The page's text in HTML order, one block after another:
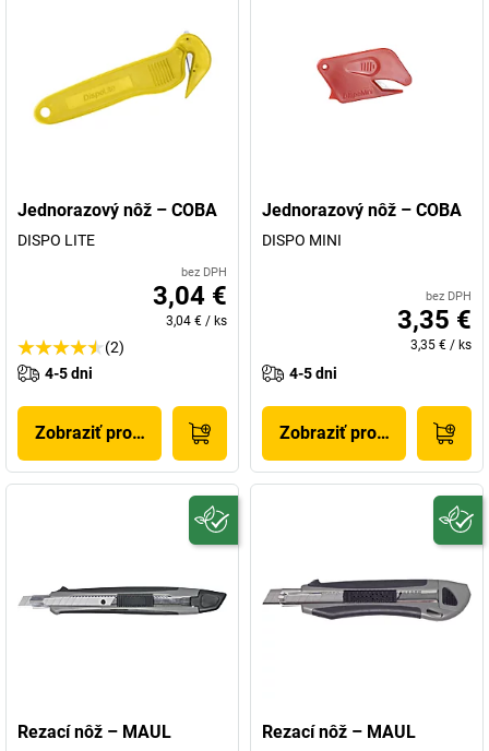
Jednorazový nôž – COBA
DISPO LITE
bez DPH
3,04 €
3,04 € / ks
(2)
4-5 dni
Zobraziť produkt
Jednorazový nôž – COBA
DISPO MINI
bez DPH
3,35 €
3,35 € / ks
4-5 dni
Zobraziť produkt
Rezací nôž – MAUL Rezací nôž – MAUL